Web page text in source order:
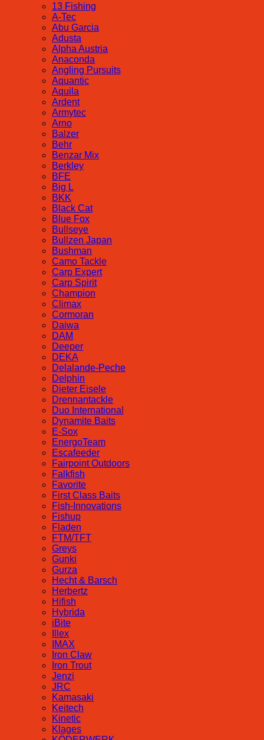
13 Fishing
A-Tec
Abu Garcia
Adusta
Alpha Austria
Anaconda
Angling Pursuits
Aquantic
Aquila
Ardent
Armytec
Arno
Balzer
Behr
Benzar Mix
Berkley
BFE
Big L
BKK
Black Cat
Blue Fox
Bullseye
Bullzen Japan
Bushman
Camo Tackle
Carp Expert
Carp Spirit
Champion
Climax
Cormoran
Daiwa
DAM
Deeper
DEKA
Delalande-Peche
Delphin
Dieter Eisele
Drennantackle
Duo International
Dynamite Baits
E-Sox
EnergoTeam
Escafeeder
Fairpoint Outdoors
Falkfish
Favorite
First Class Baits
Fish-Innovations
Fishup
Fladen
FTM/TFT
Greys
Gunki
Gurza
Hecht & Barsch
Herbertz
Hifish
Hybrida
iBite
Illex
IMAX
Iron Claw
Iron Trout
Jenzi
JRC
Kamasaki
Keitech
Kinetic
Klages